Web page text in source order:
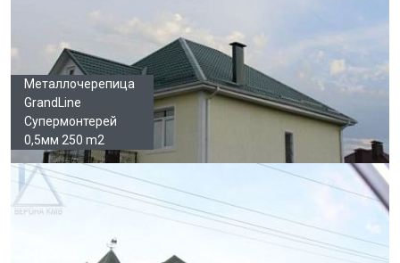
Металлочерепица
GrandLine
Супермонтерей
0,5мм 250 m2